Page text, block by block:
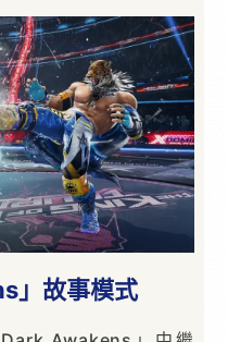
」故事模式